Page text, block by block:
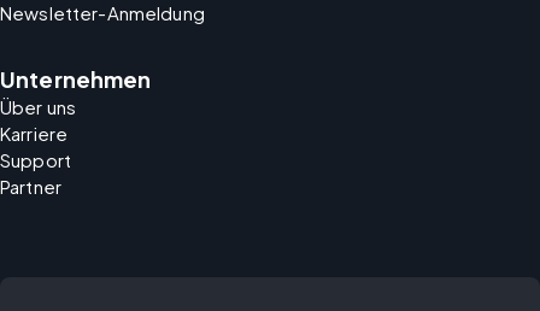
Newsletter-Anmeldung
Unternehmen
Über uns
Karriere
Support
Partner